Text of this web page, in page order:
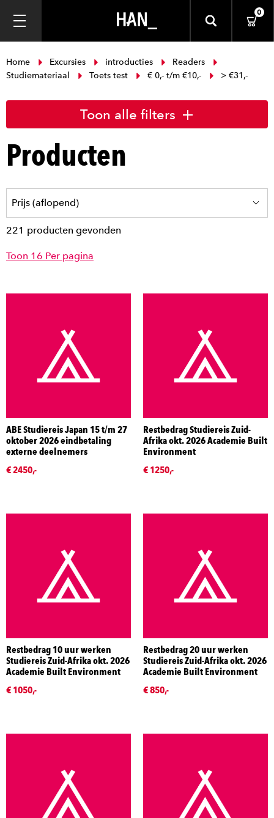
0
Home Excursies introducties
Readers
Studiemateriaal
Toets test € 0,- t/m €10,- > €31,-
Toon alle filters
Producten
221 producten gevonden
Toon 16 Per pagina
ABE Studiereis Japan 15 t/m 27
oktober 2026 eindbetaling
externe deelnemers
€ 2450,-
Restbedrag Studiereis Zuid-
Afrika okt. 2026 Academie Built
Environment
€ 1250,-
Restbedrag 10 uur werken
Studiereis Zuid-Afrika okt. 2026
Academie Built Environment
€ 1050,-
Restbedrag 20 uur werken
Studiereis Zuid-Afrika okt. 2026
Academie Built Environment
€ 850,-